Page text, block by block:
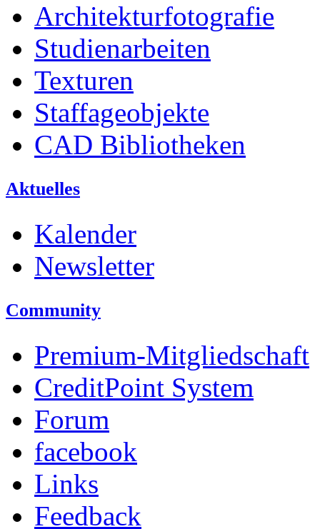
Architekturfotografie
Studienarbeiten
Texturen
Staffageobjekte
CAD Bibliotheken
Aktuelles
Kalender
Newsletter
Community
Premium-Mitgliedschaft
CreditPoint System
Forum
facebook
Links
Feedback